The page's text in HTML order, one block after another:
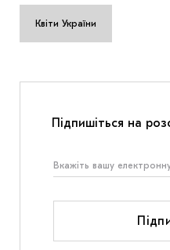
Квіти України
Підпишіться на